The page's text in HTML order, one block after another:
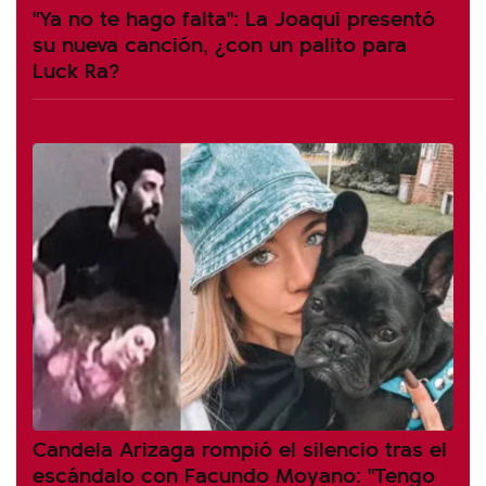
"Ya no te hago falta": La Joaqui presentó
su nueva canción, ¿con un palito para
Luck Ra?
Candela Arizaga rompió el silencio tras el
escándalo con Facundo Moyano: "Tengo